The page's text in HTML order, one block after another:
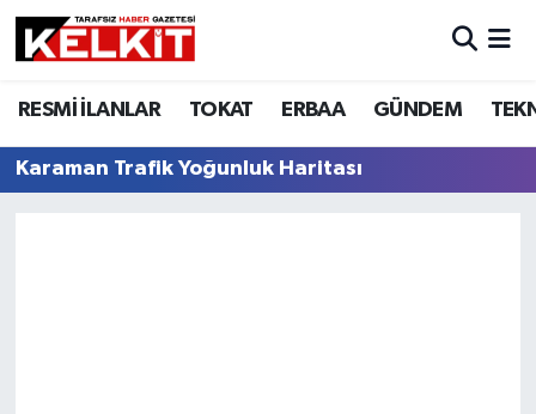
RESMİ İLANLAR TOKAT ERBAA GÜNDEM
Karaman Trafik Yoğunluk Haritası